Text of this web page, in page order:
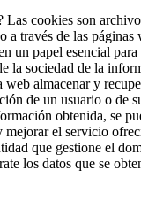
Las cookies son
a través de las páginas
un papel esencial
la sociedad de la
web almacenar y
de un usuario o de
obtenida, se
mejorar el servicio
que gestione el
los datos que se